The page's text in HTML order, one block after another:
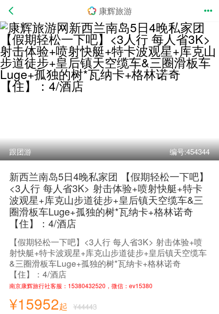
康辉旅游
跟团游 编号:454344
新西兰南岛5日4晚私家团 【假期轻松一下吧】
<3人行 每人省3K> 射击体验+喷射快艇+特卡
波观星+库克山步道徒步+皇后镇天空缆车&三
圈滑板车Luge+孤独的树*瓦纳卡+格林诺奇
【住】：4/酒店
【假期轻松一下吧】<3人行 每人省3K> 射击体验+喷
射快艇+特卡波观星+库克山步道徒步+皇后镇天空缆车
&三圈滑板车Luge+孤独的树*瓦纳卡+格林诺奇
【住】：4/酒店
南京康辉旅行社客服：15380432520，微信：ev15380
¥15952起 ¥44443